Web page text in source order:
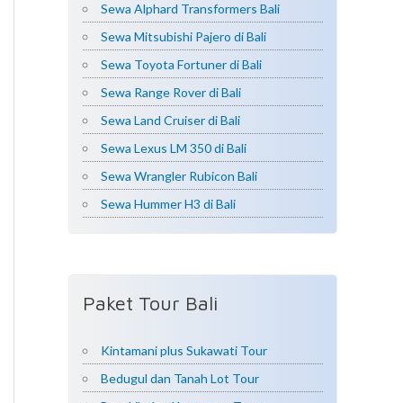
Sewa Alphard Transformers Bali
Sewa Mitsubishi Pajero di Bali
Sewa Toyota Fortuner di Bali
Sewa Range Rover di Bali
Sewa Land Cruiser di Bali
Sewa Lexus LM 350 di Bali
Sewa Wrangler Rubicon Bali
Sewa Hummer H3 di Bali
Paket Tour Bali
Kintamani plus Sukawati Tour
Bedugul dan Tanah Lot Tour